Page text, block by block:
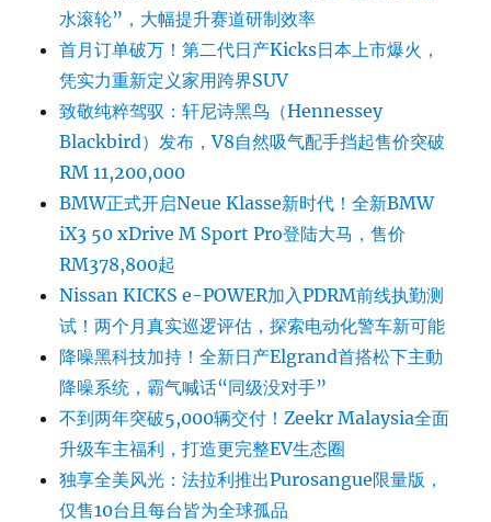
水滚轮”，大幅提升赛道研制效率
首月订单破万！第二代日产Kicks日本上市爆火，
凭实力重新定义家用跨界SUV
致敬纯粹驾驭：轩尼诗黑鸟（Hennessey
Blackbird）发布，V8自然吸气配手挡起售价突破
RM 11,200,000
BMW正式开启Neue Klasse新时代！全新BMW
iX3 50 xDrive M Sport Pro登陆大马，售价
RM378,800起
Nissan KICKS e-POWER加入PDRM前线执勤测
试！两个月真实巡逻评估，探索电动化警车新可能
降噪黑科技加持！全新日产Elgrand首搭松下主動
降噪系统，霸气喊话“同级没对手”
不到两年突破5,000辆交付！Zeekr Malaysia全面
升级车主福利，打造更完整EV生态圈
独享全美风光：法拉利推出Purosangue限量版，
仅售10台且每台皆为全球孤品